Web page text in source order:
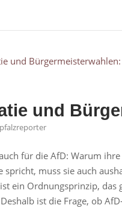
und
für die AfD: Warum
spricht, muss sie auch
ein Ordnungsprinzip, das
ist die Frage, ob